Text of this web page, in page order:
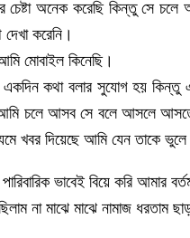
অনেক করেছি কিন্তু সে
করেনি।
মোবাইল কিনেছি।
একদিন কথা বলার সুযোগ হয়
আমি চলে আসব সে বলে আসলে
খবর দিয়েছে আমি যেন তাকে
ভাবেই বিয়ে করি আমার
ছিলাম না মাঝে মাঝে নামাজ